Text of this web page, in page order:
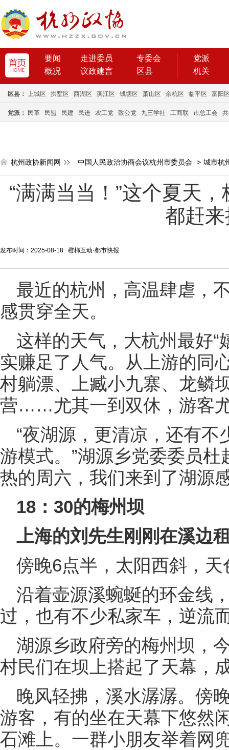
要闻 走进委员
专委会
概况
议政建言 区县
党派
机关
区县： 上城区 拱墅区 西湖区 滨江区 钱塘区 萧山区 余杭区 临平区 富阳
党派： 民革 民盟 民建 民进 农工党 致公党 九三学社 工商联 市总工会
杭州政协新闻网 中国人民政治协商会议杭州市委员会 > 城市杭
“满满当当！”这个夏天
都赶
发布时间：2025-08-18 橙柿互动·都市快报
最近的杭州，高温肆虐，
感贯穿全天。
这样的天气，大杭州最好
实赚足了人气。从上游的同
村躺漂、上臧小九寨、龙鳞
营……尤其一到双休，游客
“夜湖源，更清凉，还有
游模式。”湖源乡党委委员
热的周六，我们来到了湖源
18：30的梅州坝
上海的刘先生刚刚在溪边
傍晚6点半，太阳西斜，天
沿着壶源溪蜿蜒的环金线
过，也有不少私家车，逆流
湖源乡政府旁的梅州坝，
村民们在坝上搭起了天幕，
晚风轻拂，溪水潺潺。傍
游客，有的坐在天幕下悠然
石滩上。一群小朋友举着网